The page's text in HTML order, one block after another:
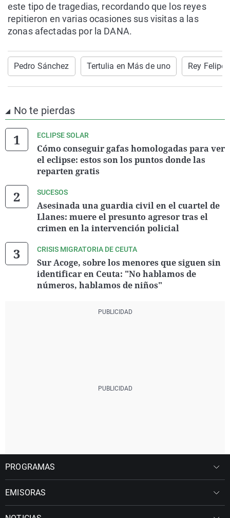
este tipo de tragedias, recordando que los reyes
repitieron en varias ocasiones sus visitas a las
zonas afectadas por la DANA.
Pedro Sánchez Tertulia en Más de uno Rey Felipe
No te pierdas
ECLIPSE SOLAR
Cómo conseguir gafas homologadas para ver
el eclipse: estos son los puntos donde las
reparten gratis
SUCESOS
Asesinada una guardia civil en el cuartel de
Llanes: muere el presunto agresor tras el
crimen en la intervención policial
CRISIS MIGRATORIA DE CEUTA
Sur Acoge, sobre los menores que siguen sin
identificar en Ceuta: "No hablamos de
números, hablamos de niños"
PROGRAMAS
EMISORAS